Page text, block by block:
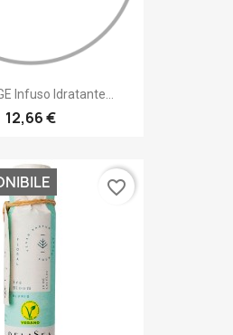
Infuso Idratante...
12,66 €
favorite_border